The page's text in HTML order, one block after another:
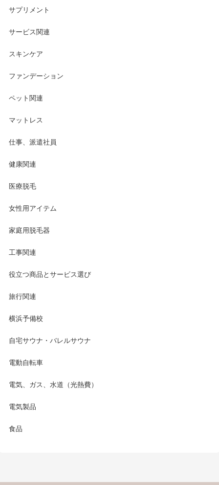
サプリメント
サービス関連
スキンケア
ファンデーション
ペット関連
マットレス
仕事、派遣社員
健康関連
医療脱毛
女性用アイテム
家庭用脱毛器
工事関連
役立つ商品とサービス選び
旅行関連
横浜予備校
自宅サウナ・バレルサウナ
電動自転車
電気、ガス、水道（光熱費）
電気製品
食品